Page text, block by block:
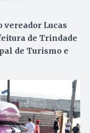
vereador Lucas
de Trindade
de Turismo e